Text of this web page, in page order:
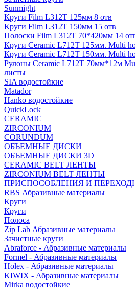
Sunmight
Круги Film L312T 125мм 8 отв
Круги Film L312T 150мм 15 отв
Полоски Film L312T 70*420мм 14
Круги Ceramic L712T 125мм. Multi
Круги Ceramic L712T 150мм. Multi
Рулоны Ceramic L712T 70мм*12м
листы
SIA водостойкие
Matador
Hanko водостойкие
QuickLock
CERAMIC
ZIRCONIUM
СORUNDUM
ОБЪЕМНЫЕ ДИСКИ
ОБЪЕМНЫЕ ДИСКИ 3D
CERAMIC BELT ЛЕНТЫ
ZIRCONIUM BELT ЛЕНТЫ
ПРИСПОСОБЛЕНИЯ И
RBS Абразивные материалы
Круги
Круги
Полоса
Zip Lab Абразивные материалы
Зачистные круги
Abraforce - Абразивные материалы
Formel - Абразивные материалы
Holex - Абразивные материалы
KIWIX - Абразивные материалы
Mirka водостойкие